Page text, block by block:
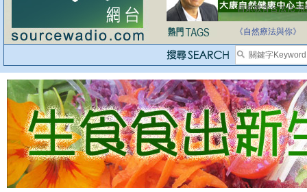
自家教育合法化-
《自然療法與你》